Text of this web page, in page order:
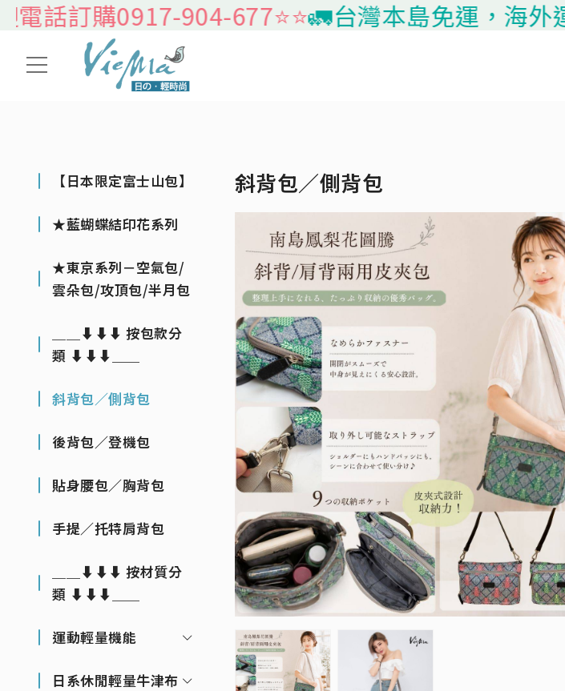
訂購0917-904-677⭐️⭐️🚛台灣本島免運，海外運費
【日本限定富士山包】
★藍蝴蝶結印花系列
★東京系列－空氣包/
雲朵包/攻頂包/半月包
＿＿⬇⬇⬇ 按包款分
類 ⬇⬇⬇＿＿
斜背包／側背包
後背包／登機包
貼身腰包／胸背包
手提／托特肩背包
＿＿⬇⬇⬇ 按材質分
類 ⬇⬇⬇＿＿
運動輕量機能
日系休閒輕量牛津布
斜背包／側背包